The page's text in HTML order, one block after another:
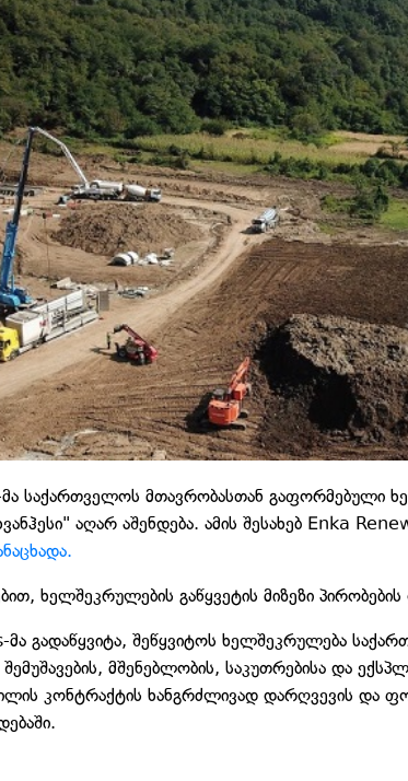
საქართველოს მთავრობასთან გაფორმებული
აღარ აშენდება. ამის შესახებ Enka
ხელშეკრულების გაწყვეტის მიზეზი
გადაწყვიტა, შეწყვიტოს ხელშეკრულება
მშენებლობის, საკუთრებისა და
კონტრაქტის ხანგრძლივად დარღვევის და